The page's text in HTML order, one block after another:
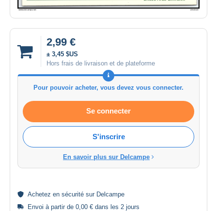
2,99 €
± 3,45 $US
Hors frais de livraison et de plateforme
Pour pouvoir acheter, vous devez vous connecter.
Se connecter
S'inscrire
En savoir plus sur Delcampe
Achetez en sécurité sur Delcampe
Envoi à partir de 0,00 € dans les 2 jours